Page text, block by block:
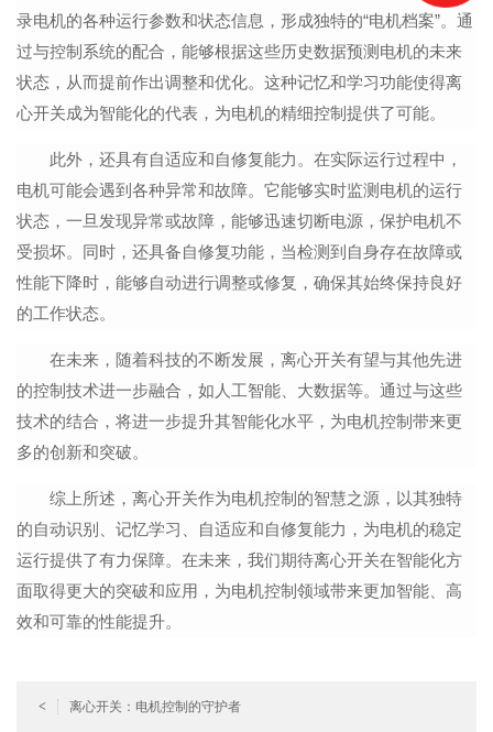
录电机的各种运行参数和状态信息，形成独特的“电机档案”。通
过与控制系统的配合，能够根据这些历史数据预测电机的未来
状态，从而提前作出调整和优化。这种记忆和学习功能使得离
心开关成为智能化的代表，为电机的精细控制提供了可能。
此外，还具有自适应和自修复能力。在实际运行过程中，
电机可能会遇到各种异常和故障。 它能够实时监测电机的运行
状态，一旦发现异常或故障，能够迅速切断电源，保护电机不
受损坏。同时，还具备自修复功能，当检测到自身存在故障或
性能下降时，能够自动进行调整或修复，确保其始终保持良好
的工作状态。
在未来，随着科技的不断发展，离心开关有望与其他先进
的控制技术进一步融合，如人工智能、大数据等。通过与这些
技术的结合，将进一步提升其智能化水平，为电机控制带来更
多的创新和突破。
综上所述，离心开关作为电机控制的智慧之源，以其独特
的自动识别、记忆学习、自适应和自修复能力，为电机的稳定
运行提供了有力保障。在未来，我们期待离心开关在智能化方
面取得更大的突破和应用，为电机控制领域带来更加智能、高
效和可靠的性能提升。
< 离心开关：电机控制的守护者